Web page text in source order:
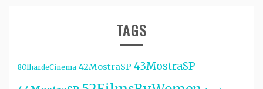
TAGS
8OlhardeCinema 42MostraSP 43MostraSP